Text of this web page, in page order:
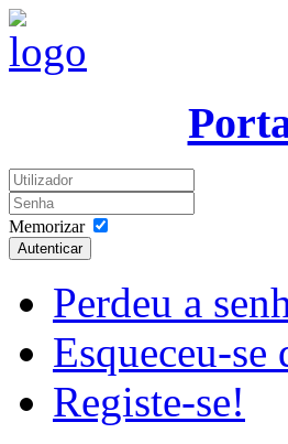
Memorizar
Autenticar
Perdeu a
Esqueceu-
Registe-se!